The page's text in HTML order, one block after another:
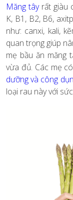
Măng tâyrất giàu
K, B1, B2, B6,
như: canxi, kali,
quan trọng giúp
mẹ bầu ăn măng
vừa đủ. Các mẹ
dưỡng và công
loại rau này với